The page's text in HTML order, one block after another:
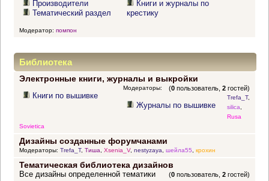
Производители
Тематический раздел
Книги и журналы по
крестику
Модератор: помпон
Библиотека
Электронные книги, журналы и выкройки
(0 пользователь,2 гостей)
Книги по вышивке
Журналы по вышивке
Модераторы:
Trefa_T,
silica,
Rusa
Sovietica
Дизайны созданные форумчанами
Модераторы: Trefa_T, Тиша, Xsenia_V, nestyzaya, шейла55, крохин
Тематическая библиотека дизайнов
(0 пользователь,2 гостей)
Все дизайны определенной тематики